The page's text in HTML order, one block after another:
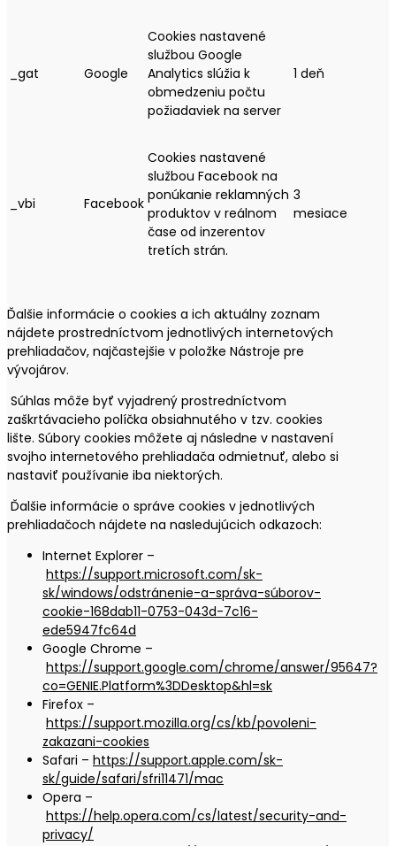
_gat Google
Cookies nastavené
službou Google
Analytics slúžia k
obmedzeniu počtu
požiadaviek na server
1 deň
_vbi Facebook
Cookies nastavené
službou Facebook na
ponúkanie reklamných
produktov v reálnom
čase od inzerentov
tretích strán.
3
mesiace
Ďalšie informácie o cookies a ich aktuálny zoznam
nájdete prostredníctvom jednotlivých internetových
prehliadačov, najčastejšie v položke Nástroje pre
vývojárov.
Súhlas môže byť vyjadrený prostredníctvom
zaškrtávacieho políčka obsiahnutého v tzv. cookies
lište. Súbory cookies môžete aj následne v nastavení
svojho internetového prehliadača odmietnuť, alebo si
nastaviť používanie iba niektorých.
Ďalšie informácie o správe cookies v jednotlivých
prehliadačoch nájdete na nasledujúcich odkazoch:
Internet Explorer –
https://support.microsoft.com/sk-
sk/windows/odstránenie-a-správa-súborov-
cookie-168dab11-0753-043d-7c16-
ede5947fc64d
Google Chrome –
https://support.google.com/chrome/answer/95647?
co=GENIE.Platform%3DDesktop&hl=sk
Firefox –
https://support.mozilla.org/cs/kb/povoleni-
zakazani-cookies
Safari – https://support.apple.com/sk-
sk/guide/safari/sfri11471/mac
Opera –
https://help.opera.com/cs/latest/security-and-
privacy/